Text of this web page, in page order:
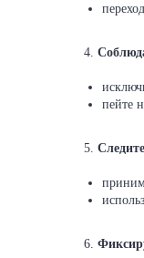
4.
пейте
5.
6.